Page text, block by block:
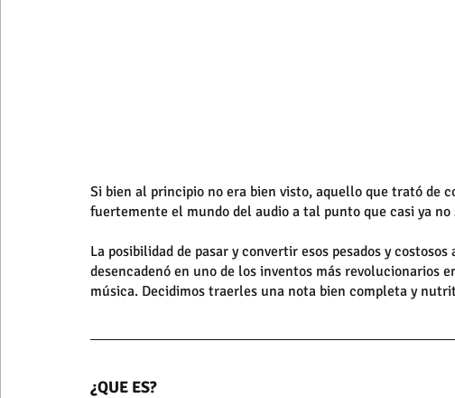
Si bien al principio no era bien visto, aquello que trató de
fuertemente el mundo del audio a tal punto que casi ya
La posibilidad de pasar y convertir esos pesados y
desencadenó en uno de los inventos más revolucionarios
música. Decidimos traerles una nota bien completa y
¿QUE ES?